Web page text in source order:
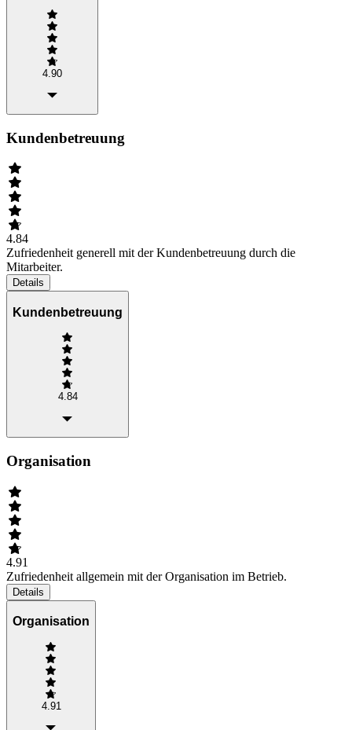
4.90
Kundenbetreuung
4.84
Zufriedenheit generell mit der Kundenbetreuung durch die
Mitarbeiter.
Details
Kundenbetreuung
4.84
Organisation
4.91
Zufriedenheit allgemein mit der Organisation im Betrieb.
Details
Organisation
4.91